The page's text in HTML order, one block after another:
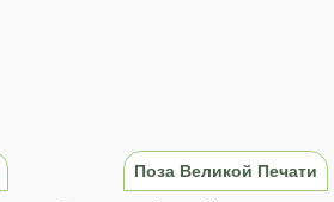
Поза Великой Печати